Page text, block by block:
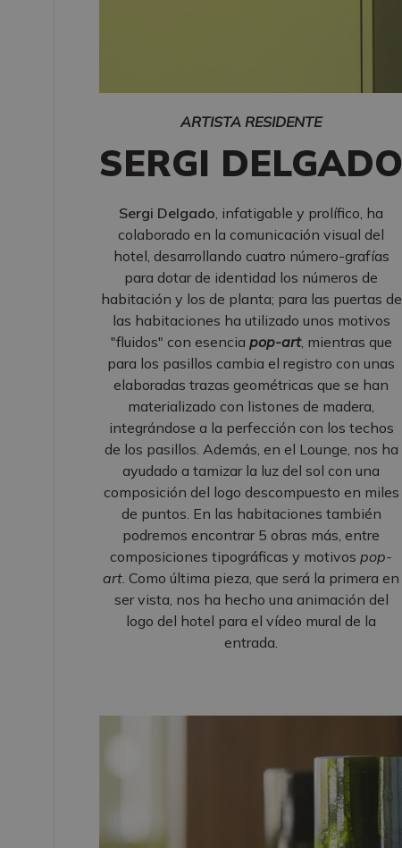
ARTISTA RESIDENTE
SERGI DELGADO
Sergi Delgado, infatigable y prolífico, ha
colaborado en la comunicación visual del
hotel, desarrollando cuatro número-grafías
para dotar de identidad los números de
habitación y los de planta; para las puertas de
las habitaciones ha utilizado unos motivos
"fluidos" con esencia pop-art, mientras que
para los pasillos cambia el registro con unas
elaboradas trazas geométricas que se han
materializado con listones de madera,
integrándose a la perfección con los techos
de los pasillos. Además, en el Lounge, nos ha
ayudado a tamizar la luz del sol con una
composición del logo descompuesto en miles
de puntos. En las habitaciones también
podremos encontrar 5 obras más, entre
composiciones tipográficas y motivos pop-
art. Como última pieza, que será la primera en
ser vista, nos ha hecho una animación del
logo del hotel para el vídeo mural de la
entrada.